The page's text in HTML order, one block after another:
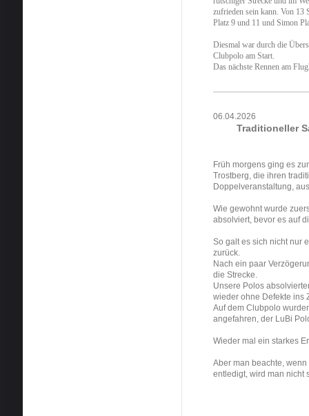
zufrieden sein kann. Von 13
Platz 9 und 11 und Simon
Diesmal war durch die
Clubpolo am Start.
Das nächste Rennen am
06.04.2026
Traditioneller
Früh morgens ging es
Trostberg, die ihren
Doppelveranstaltung,
Wie gewohnt wurde
absolviert, bevor es auf
So galt es sich nicht nur
zurück.
Nach ein paar
die Strecke.
Unsere Polos
wieder ohne Defekte ins
Auf dem Clubpolo
angefahren, der LuBi
Wieder mal ein starkes
Aber man beachte,
entledigt, wird man nicht